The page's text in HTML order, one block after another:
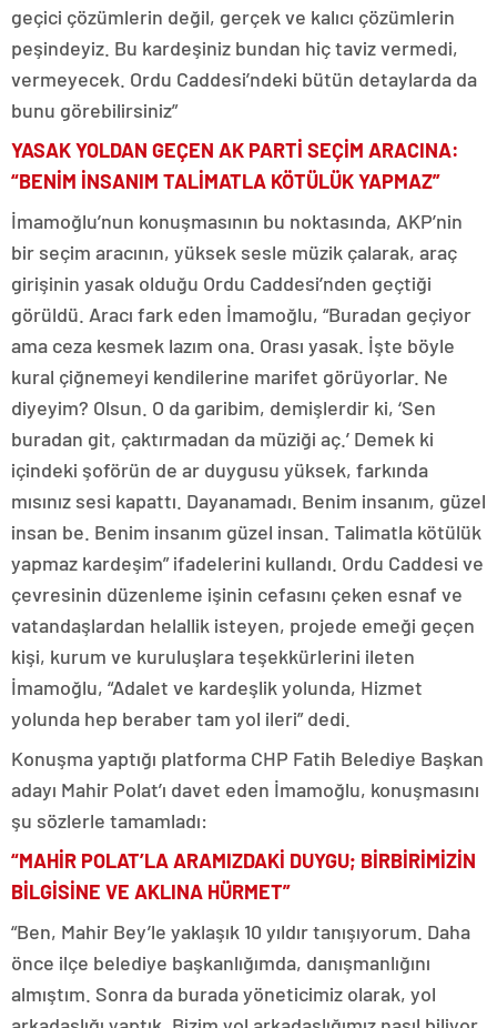
geçici çözümlerin değil, gerçek ve kalıcı çözümlerin
peşindeyiz. Bu kardeşiniz bundan hiç taviz vermedi,
vermeyecek. Ordu Caddesi’ndeki bütün detaylarda da
bunu görebilirsiniz”
YASAK YOLDAN GEÇEN AK PARTİ SEÇİM ARACINA:
“BENİM İNSANIM TALİMATLA KÖTÜLÜK YAPMAZ”
İmamoğlu’nun konuşmasının bu noktasında, AKP’nin
bir seçim aracının, yüksek sesle müzik çalarak, araç
girişinin yasak olduğu Ordu Caddesi’nden geçtiği
görüldü. Aracı fark eden İmamoğlu, “Buradan geçiyor
ama ceza kesmek lazım ona. Orası yasak. İşte böyle
kural çiğnemeyi kendilerine marifet görüyorlar. Ne
diyeyim? Olsun. O da garibim, demişlerdir ki, ‘Sen
buradan git, çaktırmadan da müziği aç.’ Demek ki
içindeki şoförün de ar duygusu yüksek, farkında
mısınız sesi kapattı. Dayanamadı. Benim insanım, güzel
insan be. Benim insanım güzel insan. Talimatla kötülük
yapmaz kardeşim” ifadelerini kullandı. Ordu Caddesi ve
çevresinin düzenleme işinin cefasını çeken esnaf ve
vatandaşlardan helallik isteyen, projede emeği geçen
kişi, kurum ve kuruluşlara teşekkürlerini ileten
İmamoğlu, “Adalet ve kardeşlik yolunda, Hizmet
yolunda hep beraber tam yol ileri” dedi.
Konuşma yaptığı platforma CHP Fatih Belediye Başkan
adayı Mahir Polat’ı davet eden İmamoğlu, konuşmasını
şu sözlerle tamamladı:
“MAHİR POLAT’LA ARAMIZDAKİ DUYGU; BİRBİRİMİZİN
BİLGİSİNE VE AKLINA HÜRMET”
“Ben, Mahir Bey’le yaklaşık 10 yıldır tanışıyorum. Daha
önce ilçe belediye başkanlığımda, danışmanlığını
almıştım. Sonra da burada yöneticimiz olarak, yol